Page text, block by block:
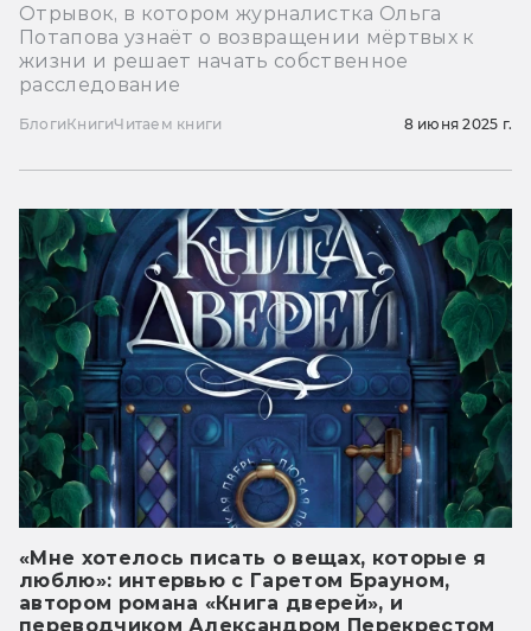
Отрывок, в котором журналистка Ольга
Потапова узнаёт о возвращении мёртвых к
жизни и решает начать собственное
расследование
БлогиКнигиЧитаем книги 8 июня 2025 г.
«Мне хотелось писать о вещах, которые я
люблю»: интервью с Гаретом Брауном,
автором романа «Книга дверей», и
переводчиком Александром Перекрестом